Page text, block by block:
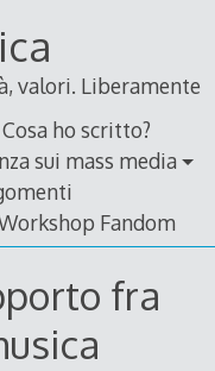
valori. Liberamente
Cosa ho scritto?
sui mass media
Fandom
fra